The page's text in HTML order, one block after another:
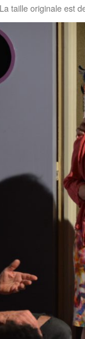
La taille originale est